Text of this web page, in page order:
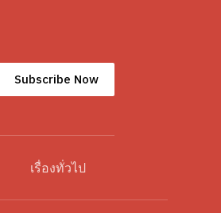
Subscribe Now
เรื่องทั่วไป